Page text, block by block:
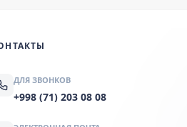
ДЛЯ ЗВОНКОВ
+998 (71) 203 08 08